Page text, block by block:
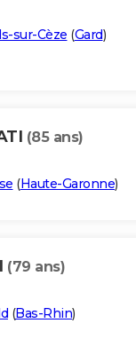
sur-Cèze (Gard)
(85 ans)
(Haute-Garonne)
(79 ans)
(Bas-Rhin)